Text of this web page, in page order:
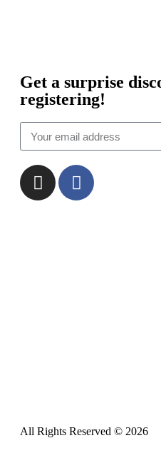
Get a surprise
registering!
All Rights Reserved © 2026